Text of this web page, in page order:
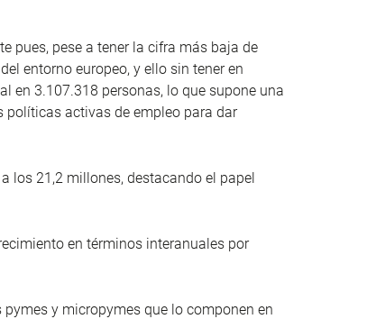
pues, pese a tener la cifra más baja de
entorno europeo, y ello sin tener en
en 3.107.318 personas, lo que supone una
políticas activas de empleo para dar
los 21,2 millones, destacando el papel
en términos interanuales por
y micropymes que lo componen en